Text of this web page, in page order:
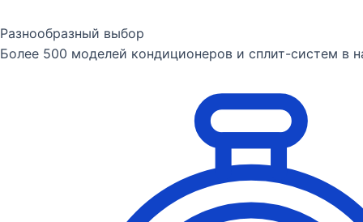
Разнообразный выбор
Более 500 моделей кондиционеров и сплит-систем в